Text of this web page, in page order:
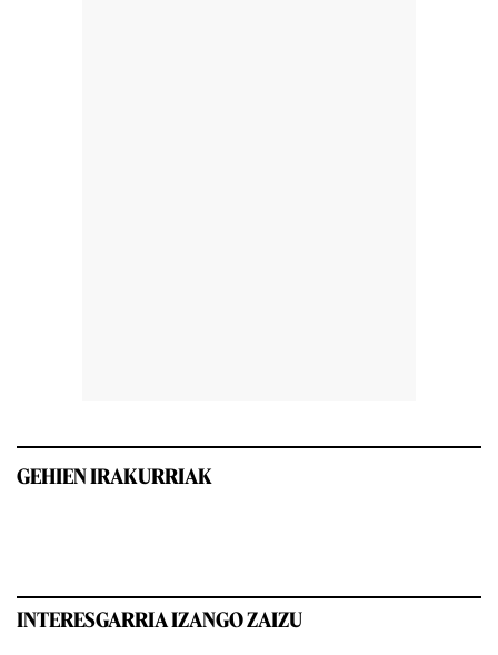
GEHIEN IRAKURRIAK
INTERESGARRIA IZANGO ZAIZU